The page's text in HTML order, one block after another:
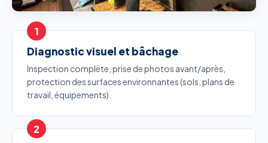
Diagnostic visuel et bâchage
Inspection complète, prise de photos avant/après,
protection des surfaces environnantes (sols, plans de
travail, équipements).